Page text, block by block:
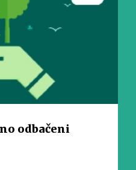
odbačeni